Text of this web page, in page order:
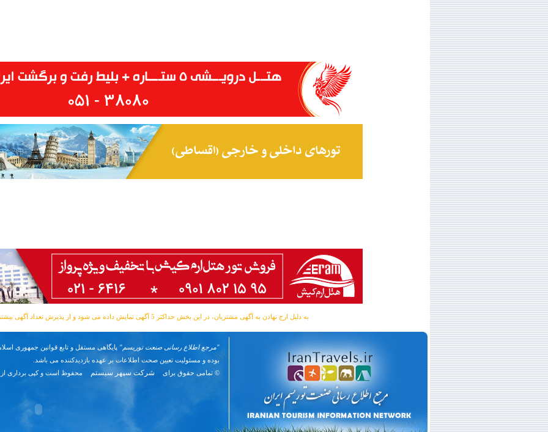
به دلیل ارج نهادن به آگهی مشتریان، در این بخش حداکثر 5 آگهی نمایش داده می شود و از پذیرش تعداد آگهی بیشتر معذوریم.
"مرجع اطلاع رسانی صنعت توریسم" پایگاهی مستقل و تابع قوانین جمهوری
بوده و مسئوليت تعیین صحت اطلاعات بر عهده بازدیدکننده می باشد.
© تمامی حقوق برای
شرکت سپهر سیستم محفوظ است و کپی برداری